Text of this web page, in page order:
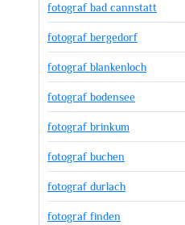
fotograf bad cannstatt
fotograf bergedorf
fotograf blankenloch
fotograf bodensee
fotograf brinkum
fotograf buchen
fotograf durlach
fotograf finden